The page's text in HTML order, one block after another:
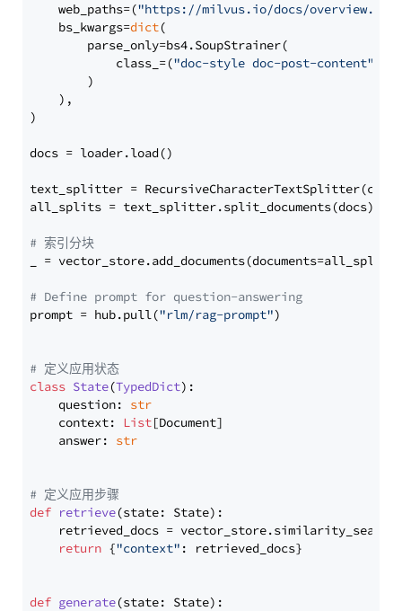
    web_paths=(
"https://milvus.io/docs/overview.md"
    bs_kwargs=
dict(
        parse_only=bs4.SoupStrainer(
            class_=(
"doc-style doc-post-content"
        )
    ),
)
docs = loader.load()
text_splitter =
all_splits = text_splitter.split_documents(docs)
# 索引分块
_ = vector_store.add_documents(documents=all_splits)
# Define prompt for question-answering
prompt = hub.pull("rlm/rag-prompt")
# 定义应用状态
class State(TypedDict):
    question:
str
    context:
List[Document]
    answer:
str
# 定义应用步骤
def retrieve(state: State):
retrieved_docs =
return {"context" : retrieved_docs}
def generate(state: State):